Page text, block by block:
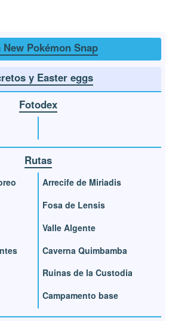
New Pokémon Snap
y Easter eggs
Fotodex
Rutas
Arrecife de Miriadis
Fosa de Lensis
Valle Algente
Caverna Quimbamba
Ruinas de la Custodia
Campamento base